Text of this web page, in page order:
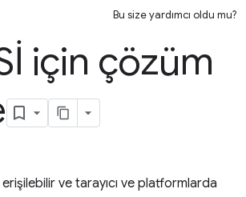
Bu size yardımcı oldu mu?
için çözüm
ve tarayıcı ve platformlarda